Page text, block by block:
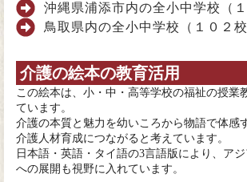
沖縄県浦添市内の全小中学校（１
鳥取県内の全小中学校（１０２校
介護の絵本の教育活用
この絵本は、小・中・高等学校の福祉の授業
ています。
介護の本質と魅力を幼いころから物語で体感
介護人材育成につながると考えています。
日本語・英語・タイ語の3言語版により、ア
への展開も視野に入れています。